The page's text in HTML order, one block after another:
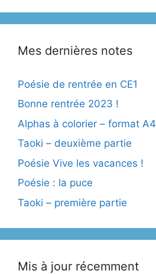
Mes dernières notes
Poésie de rentrée en CE1
Bonne rentrée 2023 !
Alphas à colorier – format A4
Taoki – deuxième partie
Poésie Vive les vacances !
Poésie : la puce
Taoki – première partie
Mis à jour récemment